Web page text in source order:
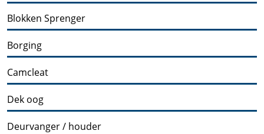
Blokken Sprenger
Borging
Camcleat
Dek oog
Deurvanger / houder